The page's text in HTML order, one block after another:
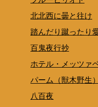
北北西に曇と往け
踏んだり蹴ったり
百鬼夜行抄
ホテル・メッツァ
パーム（獣木野生）
八百夜